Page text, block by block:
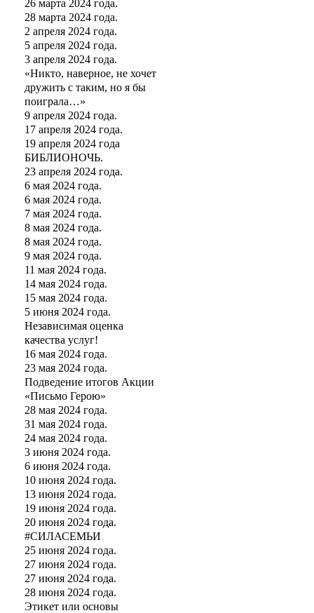
26 марта 2024 года.
28 марта 2024 года.
2 апреля 2024 года.
5 апреля 2024 года.
3 апреля 2024 года.
«Никто, наверное, не хочет
дружить с таким, но я бы
поиграла…»
9 апреля 2024 года.
17 апреля 2024 года.
19 апреля 2024 года
БИБЛИОНОЧЬ.
23 апреля 2024 года.
6 мая 2024 года.
6 мая 2024 года.
7 мая 2024 года.
8 мая 2024 года.
8 мая 2024 года.
9 мая 2024 года.
11 мая 2024 года.
14 мая 2024 года.
15 мая 2024 года.
5 июня 2024 года.
Независимая оценка
качества услуг!
16 мая 2024 года.
23 мая 2024 года.
Подведение итогов Акции
«Письмо Герою»
28 мая 2024 года.
31 мая 2024 года.
24 мая 2024 года.
3 июня 2024 года.
6 июня 2024 года.
10 июня 2024 года.
13 июня 2024 года.
19 июня 2024 года.
20 июня 2024 года.
#СИЛАСЕМЬИ
25 июня 2024 года.
27 июня 2024 года.
27 июня 2024 года.
28 июня 2024 года.
Этикет или основы